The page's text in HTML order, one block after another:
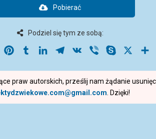
Pobierać
Podziel się tym ze sobą:
Twitter PinterestTumblrLinkedInTelegram
VK Viber Skype
praw autorskich, prześlij nam żądanie
. Dzięki!